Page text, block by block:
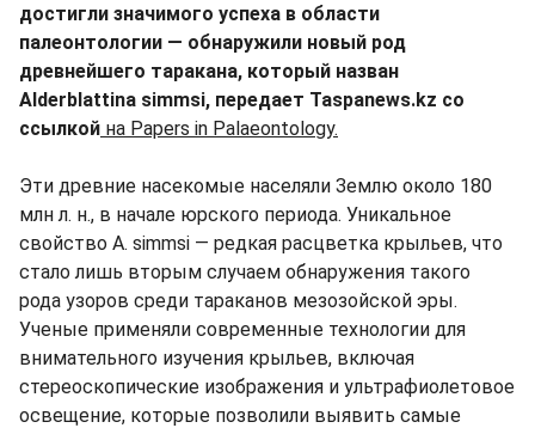
достигли значимого успеха в области
палеонтологии — обнаружили новый род
древнейшего таракана, который назван
Alderblattina simmsi, передает Taspanews.kz со
ссылкой на Papers in Palaeontology.
Эти древние насекомые населяли Землю около 180
млн л. н., в начале юрского периода. Уникальное
свойство A. simmsi — редкая расцветка крыльев, что
стало лишь вторым случаем обнаружения такого
рода узоров среди тараканов мезозойской эры.
Ученые применяли современные технологии для
внимательного изучения крыльев, включая
стереоскопические изображения и ультрафиолетовое
освещение, которые позволили выявить самые